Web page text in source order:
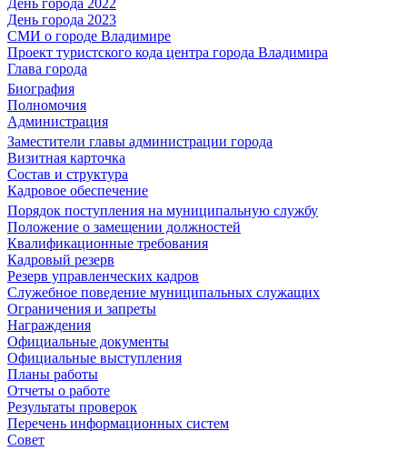
День города 2022
День города 2023
СМИ о городе Владимире
Проект туристского кода центра города Владимира
Глава города
Биография
Полномочия
Администрация
Заместители главы администрации города
Визитная карточка
Состав и структура
Кадровое обеспечение
Порядок поступления на муниципальную службу
Положение о замещении должностей
Квалификационные требования
Кадровый резерв
Резерв управленческих кадров
Служебное поведение муниципальных служащих
Ограничения и запреты
Награждения
Официальные документы
Официальные выступления
Планы работы
Отчеты о работе
Результаты проверок
Перечень информационных систем
Совет